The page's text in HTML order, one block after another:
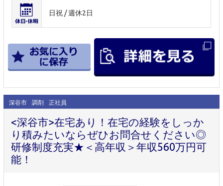
日祝 / 週休2日
深谷市 調剤 正社員
<深谷市>在宅あり！在宅の経験をしっか
り積みたいならぜひお問合せください◎
研修制度充実★＜高年収＞年収560万円可
能！